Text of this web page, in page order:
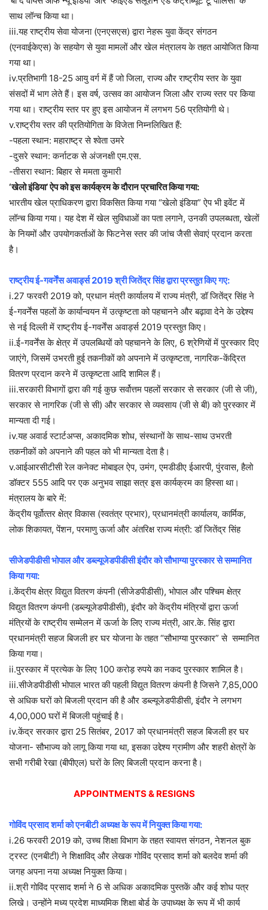
साथ लॉन्च किया था।
iii.यह राष्ट्रीय सेवा योजना (एनएसएस) द्वारा नेहरू युवा केंद्र संगठन
(एनवाईकेएस) के सहयोग से युवा मामलों और खेल मंत्रालय के तहत आयोजित किया
गया था।
iv.प्रतिभागी 18-25 आयु वर्ग में हैं जो जिला, राज्य और राष्ट्रीय स्तर के युवा
संसदों में भाग लेते हैं। इस वर्ष, उत्सव का आयोजन जिला और राज्य स्तर पर किया
गया था। राष्ट्रीय स्तर पर हुए इस आयोजन में लगभग 56 प्रतियोगी थे।
v.राष्ट्रीय स्तर की प्रतियोगिता के विजेता निम्नलिखित हैं:
-पहला स्थान: महाराष्ट्र से श्वेता उमरे
-दुसरे स्थान: कर्नाटक से अंजनक्षी एम.एस.
-तीसरा स्थान: बिहार से ममता कुमारी
‘खेलो इंडिया’ ऐप को इस कार्यक्रम के दौरान प्रचारित किया गया:
भारतीय खेल प्राधिकरण द्वारा विकसित किया गया “खेलो इंडिया” ऐप भी इवेंट में
लॉन्च किया गया। यह देश में खेल सुविधाओं का पता लगाने, उनकी उपलब्धता, खेलों
के नियमों और उपयोगकर्ताओं के फिटनेस स्तर की जांच जैसी सेवाएं प्रदान करता
है।
राष्ट्रीय ई-गवर्नेंस अवार्ड्स 2019 श्री जितेंद्र सिंह द्वारा प्रस्तुत किए गए:
i.27 फरवरी 2019 को, प्रधान मंत्री कार्यालय में राज्य मंत्री, डॉ जितेंद्र सिंह ने
ई-गवर्नेंस पहलों के कार्यान्वयन में उत्कृष्टता को पहचानने और बढ़ावा देने के उद्देश्य
से नई दिल्ली में राष्ट्रीय ई-गवर्नेंस अवार्ड्स 2019 प्रस्तुत किए।
ii.ई-गवर्नेंस के क्षेत्र में उपलब्धियों को पहचानने के लिए, 6 श्रेणियों में पुरस्कार दिए
जाएंगे, जिसमें उभरती हुई तकनीकों को अपनाने में उत्कृष्टता, नागरिक-केंद्रित
वितरण प्रदान करने में उत्कृष्टता आदि शामिल हैं।
iii.सरकारी विभागों द्वारा की गई कुछ सर्वोत्तम पहलों सरकार से सरकार (जी से जी),
सरकार से नागरिक (जी से सी) और सरकार से व्यवसाय (जी से बी) को पुरस्कार में
मान्यता दी गई।
iv.यह अवार्ड स्टार्टअप्स, अकादमिक शोध, संस्थानों के साथ-साथ उभरती
तकनीकों को अपनाने की पहल को भी मान्यता देता है।
v.आईआरसीटीसी रेल कनेक्ट मोबाइल ऐप, उमंग, एमडीडीए ईआरपी, पुंरवास, हैलो
डॉक्टर 555 आदि पर एक अनुभव साझा सत्र इस कार्यक्रम का हिस्सा था।
मंत्रालय के बारे में:
केंद्रीय पूर्वोत्‍तर क्षेत्र विकास (स्‍वतंत्र प्रभार), प्रधानमंत्री कार्यालय, कार्मिक,
लोक शिकायत, पेंशन, परमाणु ऊर्जा और अंतरिक्ष राज्‍य मंत्री: डॉ जितेंद्र सिंह
सीजेडपीडीसी भोपाल और डब्ल्यूजेडपीडीसी इंदौर को सौभाग्या पुरस्कार से सम्मानित
किया गया:
i.केंद्रीय क्षेत्र विद्युत वितरण कंपनी (सीजेडपीडीसी), भोपाल और पश्चिम क्षेत्र
विद्युत वितरण कंपनी (डब्ल्यूजेडपीडीसी), इंदौर को केंद्रीय मंत्रियों द्वारा ऊर्जा
मंत्रियों के राष्ट्रीय सम्मेलन में ऊर्जा के लिए राज्य मंत्री, आर.के. सिंह द्वारा
प्रधानमंत्री सहज बिजली हर घर योजना के तहत “सौभाग्या पुरस्कार” से सम्मानित
किया गया।
ii.पुरस्कार में प्रत्येक के लिए 100 करोड़ रुपये का नकद पुरस्कार शामिल है।
iii.सीजेडपीडीसी भोपाल भारत की पहली विद्युत वितरण कंपनी है जिसने 7,85,000
से अधिक घरों को बिजली प्रदान की है और डब्ल्यूजेडपीडीसी, इंदौर ने लगभग
4,00,000 घरों में बिजली पहुंचाई है।
iv.केंद्र सरकार द्वारा 25 सितंबर, 2017 को प्रधानमंत्री सहज बिजली हर घर
योजना- सौभाज्य को लागू किया गया था, इसका उद्देश्य ग्रामीण और शहरी क्षेत्रों के
सभी गरीबी रेखा (बीपीएल) घरों के लिए बिजली प्रदान करना है।
APPOINTMENTS & RESIGNS
गोविंद प्रसाद शर्मा को एनबीटी अध्यक्ष के रूप में नियुक्त किया गया:
i.26 फरवरी 2019 को, उच्च शिक्षा विभाग के तहत स्वायत्त संगठन, नेशनल बुक
ट्रस्ट (एनबीटी) ने शिक्षाविद् और लेखक गोविंद प्रसाद शर्मा को बलदेव शर्मा की
जगह अपना नया अध्यक्ष नियुक्त किया।
ii.श्री गोविंद प्रसाद शर्मा ने 6 से अधिक अकादमिक पुस्तकें और कई शोध पत्र
लिखे। उन्होंने मध्य प्रदेश माध्यमिक शिक्षा बोर्ड के उपाध्यक्ष के रूप में भी कार्य